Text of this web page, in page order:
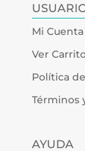
Mi Cuenta
Ver
Política
Términos
AYUDA